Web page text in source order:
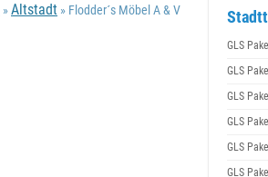
»Altstadt » Flodder´s Möbel A & V
GLS
GLS
GLS
GLS
GLS
GLS